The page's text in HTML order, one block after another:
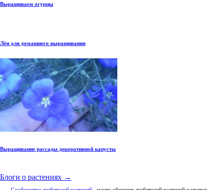
Выращиваем огурцы
Лён для домашнего выращивания
Выращивание рассады декоративной капусты
Блоги о растениях →